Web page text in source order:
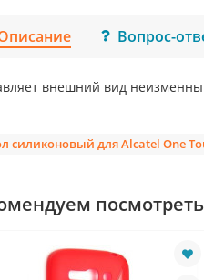
Вопрос-
внешний вид
силиконовый для Alcatel One
посмотреть